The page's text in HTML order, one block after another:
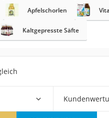
Apfelschorlen
Kaltgepresste Säfte